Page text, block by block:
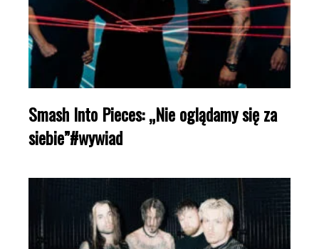
Smash Into Pieces: „Nie oglądamy się za
siebie”#wywiad